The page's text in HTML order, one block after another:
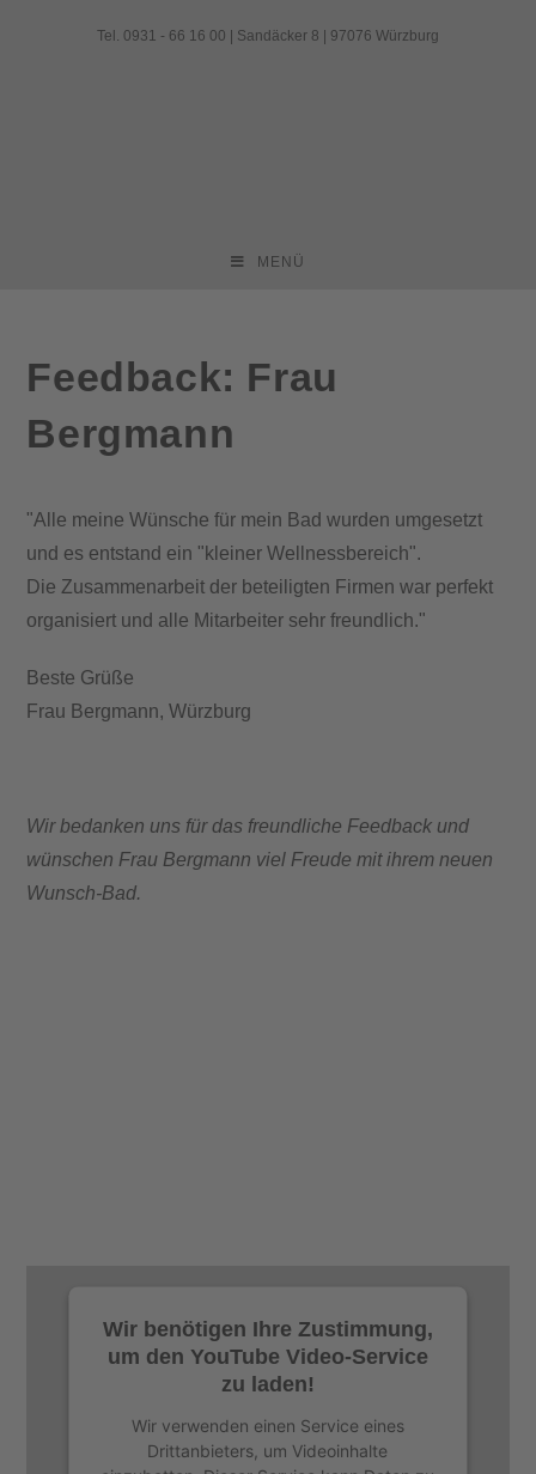
Tel. 0931 - 66 16 00 | Sandäcker 8 | 97076 Würzburg
MENÜ
Feedback: Frau
Bergmann
"Alle meine Wünsche für mein Bad wurden umgesetzt
und es entstand ein "kleiner Wellnessbereich".
Die Zusammenarbeit der beteiligten Firmen war perfekt
organisiert und alle Mitarbeiter sehr freundlich."
Beste Grüße
Frau Bergmann, Würzburg
Wir bedanken uns für das freundliche Feedback und
wünschen Frau Bergmann viel Freude mit ihrem neuen
Wunsch-Bad.
Wir benötigen Ihre Zustimmung,
um den YouTube Video-Service
zu laden!
Wir verwenden einen Service eines
Drittanbieters, um Videoinhalte